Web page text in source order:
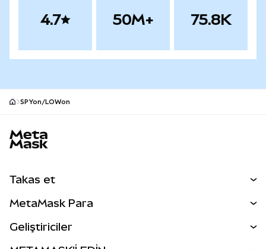
4.7 50M+ 75.8K
SPYon/LOWon
Takas et
Perps
MetaMask Para
Geliştiriciler